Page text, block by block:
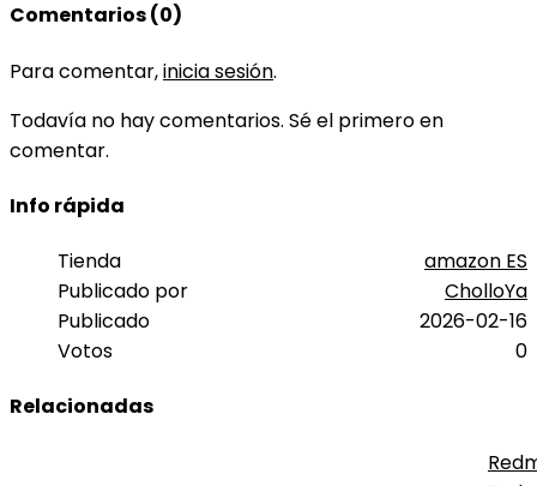
Comentarios (0)
Para comentar,inicia sesión.
Todavía no hay comentarios. Sé el primero en
comentar.
Info rápida
Tienda
amazon ES
Publicado por
CholloYa
Publicado
2026-02-16
Votos
0
Relacionadas